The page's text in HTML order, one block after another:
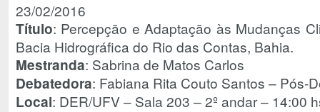
23/02/2016
Título: Percepção e Adaptação às Mudanças
Bacia Hidrográfica do Rio das Contas, Bahia.
Mestranda: Sabrina de Matos Carlos
Debatedora: Fabiana Rita Couto Santos – Pós-
Local: DER/UFV – Sala 203 – 2º andar – 14:00